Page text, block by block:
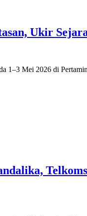
Ukir
1–3 Mei 2026 di